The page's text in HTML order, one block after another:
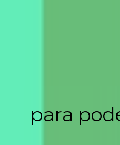
para